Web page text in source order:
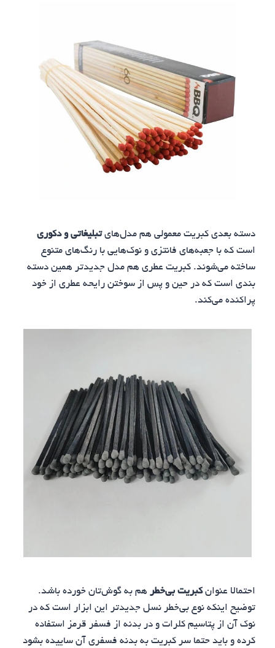
دسته بعدی کبریت معمولی هم مدل‌هایتبلیغاتی و دکوری
است که با جعبه‌های فانتزی و نوک‌هایی با رنگ‌های متنوع
ساخته می‌شوند. کبریت‌ عطری هم مدل جدیدتر همین دسته
بندی است که در حین و پس از سوختن رایحه عطری از خود
پراکنده می‌کند.
احتمالا عنوانکبریت بی‌خطر هم به گوش‌تان خورده باشد.
توضیح اینکه نوع بی‌خطر نسل جدیدتر این ابزار است که در
نوک آن از پتاسیم کلرات و در بدنه از فسفر قرمز استفاده
کرده و باید حتما سر کبریت به بدنه فسفری آن ساییده بشود